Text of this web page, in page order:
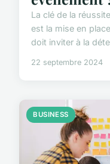
La clé de la
est la mise en
doit inviter à la
22 septembre 2024
BUSINESS